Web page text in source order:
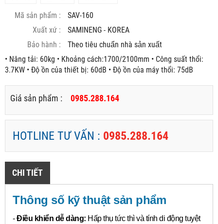
Mã sản phẩm :
SAV-160
Xuất xứ :
SAMINENG - KOREA
Bảo hành :
Theo tiêu chuẩn nhà sản xuất
• Nâng tải: 60kg • Khoảng cách:1700/2100mm • Công suất thổi:
3.7KW • Độ ồn của thiết bị: 60dB • Độ ồn của máy thổi: 75dB
Giá sản phẩm : 0985.288.164
HOTLINE TƯ VẤN : 0985.288.164
CHI TIẾT
Thông số kỹ thuật sản phẩm
-Điều khiển dễ dàng: Hấp thụ tức thì và tính di động tuyệt